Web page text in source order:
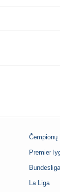
Čempionų
Premier
Bundesliga
La Liga